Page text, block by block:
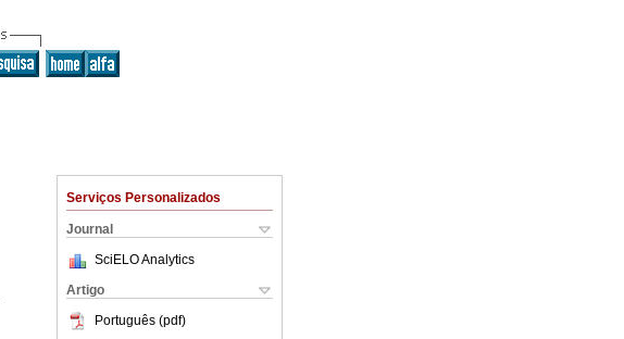
Serviços Personalizados
Journal
SciELO Analytics
Artigo
Português (pdf)